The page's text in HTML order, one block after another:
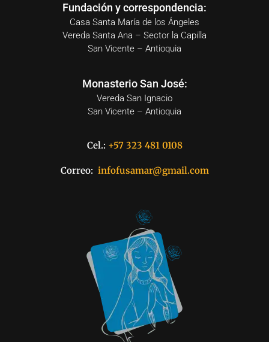
Fundación y correspondencia:
Casa Santa María de los Ángeles
Vereda Santa Ana – Sector la Capilla
San Vicente – Antioquia
Monasterio San José:
Vereda San Ignacio
San Vicente – Antioquia
Cel.: +57 323 481 0108
Correo: infofusamar@gmail.com